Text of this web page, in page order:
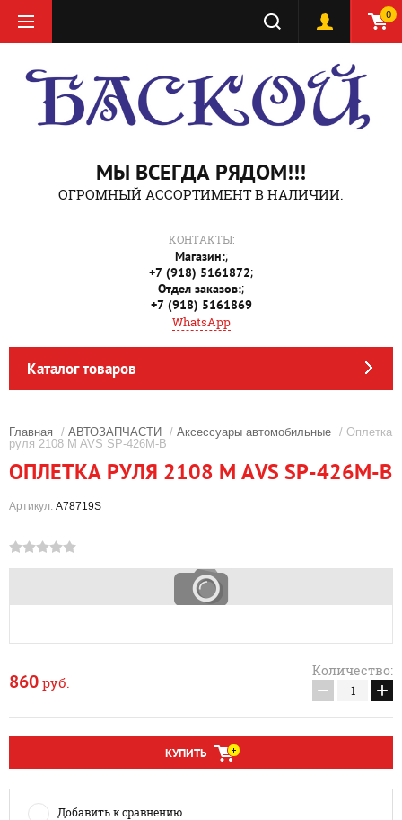
0
МЫ ВСЕГДА РЯДОМ!!!
ОГРОМНЫЙ АССОРТИМЕНТ В НАЛИЧИИ.
КОНТАКТЫ:
Магазин:;
+7 (918) 5161872;
Отдел заказов:;
+7 (918) 5161869
WhatsApp
Каталог товаров
Главная / АВТОЗАПЧАСТИ / Аксессуары автомобильные / Оплетка
руля 2108 M AVS SP-426M-B
ОПЛЕТКА РУЛЯ 2108 M AVS SP-426M-B
Артикул: A78719S
860 руб.
Количество:
− +
КУПИТЬ
Добавить к сравнению